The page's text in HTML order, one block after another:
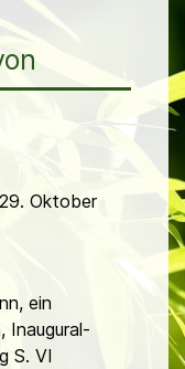
Oktober
ein
Inaugural-
S. VI